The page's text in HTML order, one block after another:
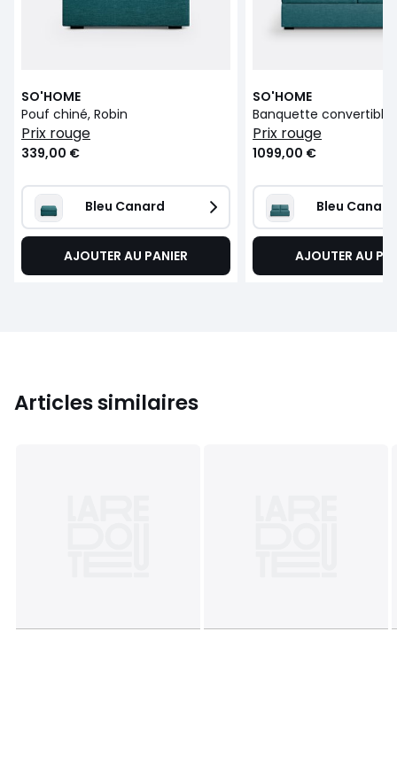
SO'HOME
Pouf chiné, Robin
prix rouge
339,00 €
Bleu Canard
AJOUTER AU PANIER
SO'HOME
prix rouge
1099,00 €
Bleu Canard
AJOUTER AU
Articles similaires